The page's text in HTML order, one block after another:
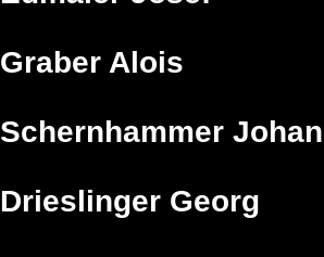
Graber Alois
Schernhammer
Drieslinger Georg